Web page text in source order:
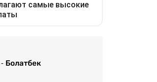
Болатбек